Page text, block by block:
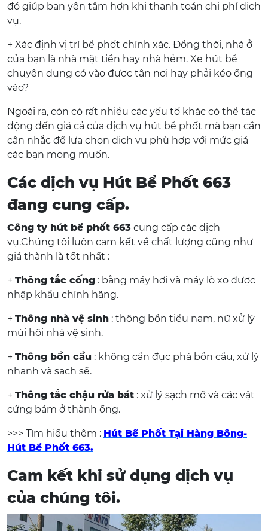
đó giúp bạn yên tâm hơn khi thanh toán chi phí dịch
vụ.
+ Xác định vị trí bể phốt chính xác. Đồng thời, nhà ở
của bạn là nhà mặt tiền hay nhà hẻm. Xe hút bể
chuyên dụng có vào được tận nơi hay phải kéo ống
vào?
Ngoài ra, còn có rất nhiều các yếu tố khác có thể tác
động đến giá cả của dịch vụ hút bể phốt mà bạn cần
cân nhắc để lựa chọn dịch vụ phù hợp với mức giá
các bạn mong muốn.
Các dịch vụ Hút Bể Phốt 663
đang cung cấp.
Công ty hút bể phốt 663 cung cấp các dịch
vụ.Chúng tôi luôn cam kết về chất lượng cũng như
giá thành là tốt nhất :
+ Thông tắc cống : bằng máy hơi và máy lò xo được
nhập khẩu chính hãng.
+ Thông nhà vệ sinh : thông bồn tiểu nam, nữ xử lý
mùi hôi nhà vệ sinh.
+ Thông bồn cầu : không cần đục phá bồn cầu, xử lý
nhanh và sạch sẽ.
+ Thông tắc chậu rửa bát : xử lý sạch mỡ và các vật
cứng bám ở thành ống.
>>> Tìm hiểu thêm : Hút Bể Phốt Tại Hàng Bông-
Hút Bể Phốt 663.
Cam kết khi sử dụng dịch vụ
của chúng tôi.